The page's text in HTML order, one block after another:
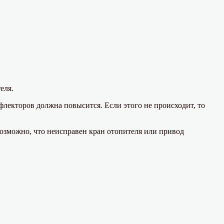
должна повысится. Если этого не происходит, то
что неисправен кран отопителя или привод